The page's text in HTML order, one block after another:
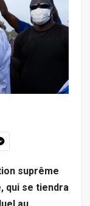
suprême
qui se tiendra